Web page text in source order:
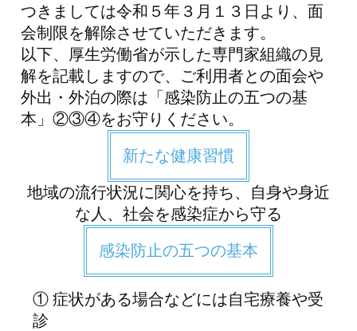
つきましては令和５年３月１３日より、面
会制限を解除させていただきます。
以下、厚生労働省が示した専門家組織の見
解を記載しますので、ご利用者との面会や
外出・外泊の際は「感染防止の五つの基
本」②③④をお守りください。
新たな健康習慣
地域の流行状況に関心を持ち、自身や身近
な人、社会を感染症から守る
感染防止の五つの基本
① 症状がある場合などには自宅療養や受
診